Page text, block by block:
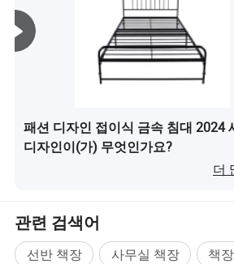
패션 디자인 접이식 금속 침대 2024
디자인이(가) 무엇인가요?
더
관련 검색어
선반 책장 사무실 책장
책